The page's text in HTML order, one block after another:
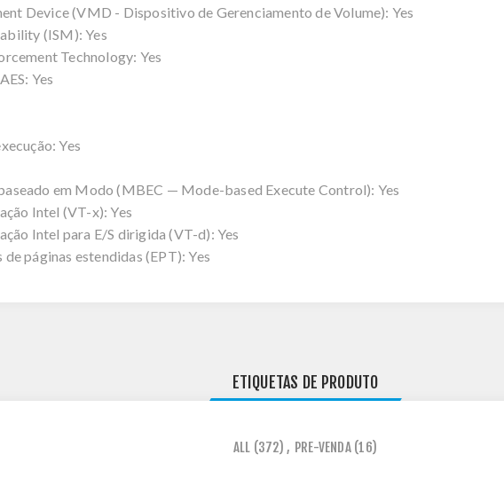
Device (VMD - Dispositivo de Gerenciamento de Volume): Yes
(ISM): Yes
Technology: Yes
Yes
Yes
em Modo (MBEC — Mode-based Execute Control): Yes
Intel (VT-x): Yes
Intel para E/S dirigida (VT-d): Yes
páginas estendidas (EPT): Yes
ETIQUETAS DE PRODUTO
ALL (372) , PRE-VENDA (16)